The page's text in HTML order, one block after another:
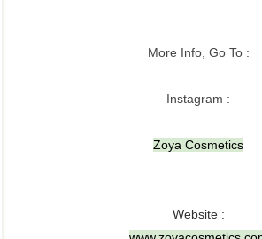
More Info, Go To :
Instagram :
Zoya Cosmetics
Website :